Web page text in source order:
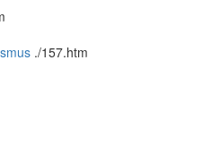
./157.htm